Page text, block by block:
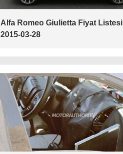
Alfa Romeo Giulietta Fiyat Listesi
2015-03-28